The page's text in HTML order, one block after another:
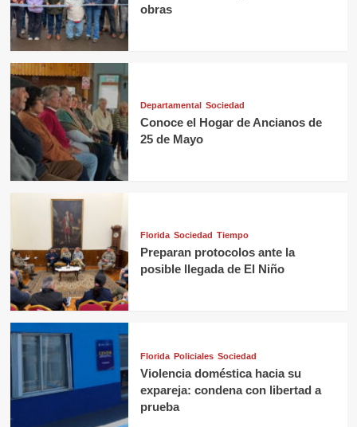
obras
Departamental Sociedad
Conoce el Hogar de Ancianos de
25 de Mayo
Florida Sociedad Tiempo
Preparan protocolos ante la
posible llegada de El Niño
Florida Policiales Sociedad
Violencia doméstica hacia su
expareja: condena con libertad a
prueba